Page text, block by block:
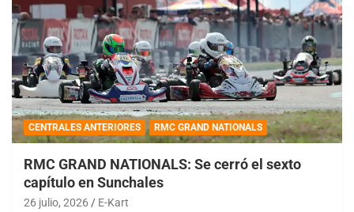
CENTRALES ANTERIORES RMC GRAND NATIONALS
RMC GRAND NATIONALS: Se cerró el sexto
capítulo en Sunchales
26 julio, 2026 E-Kart